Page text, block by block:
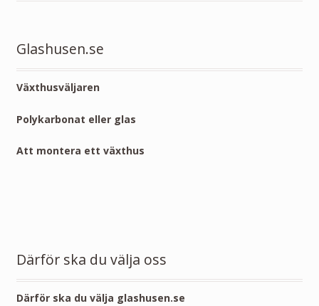
Glashusen.se
Växthusväljaren
Polykarbonat eller glas
Att montera ett växthus
Därför ska du välja oss
Därför ska du välja glashusen.se